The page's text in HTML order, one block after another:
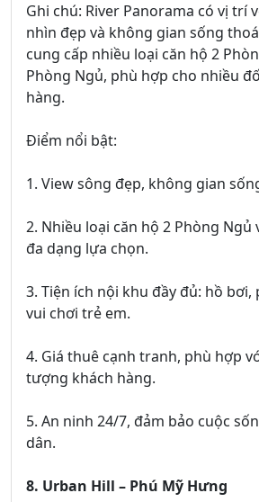
Ghi chú: River Panorama có vị trí
nhìn đẹp và không gian sống
cung cấp nhiều loại căn hộ 2
Phòng Ngủ, phù hợp cho nhiều
hàng.
Điểm nổi bật:
1. View sông đẹp, không gian
2. Nhiều loại căn hộ 2 Phòng Ngủ
đa dạng lựa chọn.
3. Tiện ích nội khu đầy đủ: hồ
vui chơi trẻ em.
4. Giá thuê cạnh tranh, phù hợp
tượng khách hàng.
5. An ninh 24/7, đảm bảo cuộc
dân.
8. Urban Hill – Phú Mỹ Hưng